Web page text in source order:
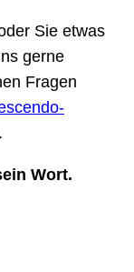
Sie etwas
gerne
Fragen
Wort.